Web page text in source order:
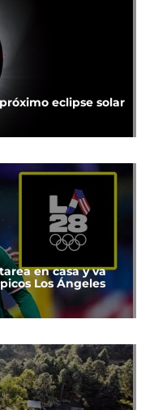
eclipse solar
en casa y va
Los Ángeles